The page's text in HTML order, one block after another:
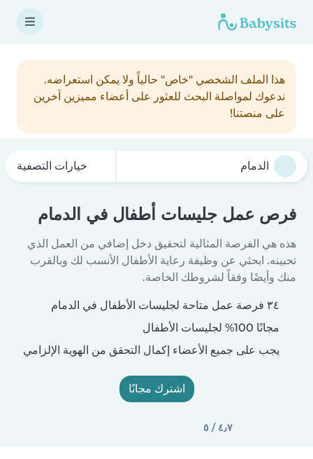
هذا الملف الشخصي "خاص" حالياً ولا يمكن استعراضه.
ندعوك لمواصلة البحث للعثور على أعضاء مميزين آخرين
على منصتنا!
خيارات التصفية
فرص عمل جليسات أطفال في الدمام
هذه هي الفرصة المثالية لتحقيق دخل إضافي من العمل الذي
تحبينه. ابحثي عن وظيفة رعاية الأطفال الأنسب لك وبالقرب
منك وأيضًا وفقاً لشروطك الخاصة.
٣٤ فرصة عمل متاحة لجليسات الأطفال في الدمام
مجانًا 100% لجليسات الأطفال
يجب على جميع الأعضاء إكمال التحقق من الهوية الإلزامي
اشترك مجانًا
٤٫٧ / ٥